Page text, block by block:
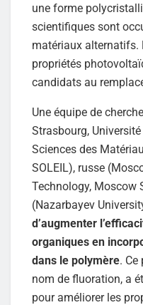
une forme
scientifiques sont
matériaux alternatifs.
propriétés
candidats au
Une équipe de
Strasbourg,
Sciences des
SOLEIL), russe
Technology, Moscow
(Nazarbayev
d’augmenter
organiques en
dans le polymère. Ce
nom de fluoration, a
pour améliorer les